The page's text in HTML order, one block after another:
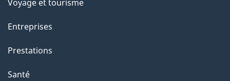
a
g
e
Voyage et tourisme
Entreprises
Prestations
Santé